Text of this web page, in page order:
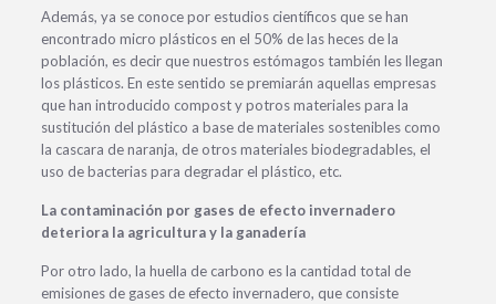
Además, ya se conoce por estudios científicos que se han
encontrado micro plásticos en el 50% de las heces de la
población, es decir que nuestros estómagos también les llegan
los plásticos. En este sentido se premiarán aquellas empresas
que han introducido compost y potros materiales para la
sustitución del plástico a base de materiales sostenibles como
la cascara de naranja, de otros materiales biodegradables, el
uso de bacterias para degradar el plástico, etc.
La contaminación por gases de efecto invernadero
deteriora la agricultura y la ganadería
Por otro lado, la huella de carbono es la cantidad total de
emisiones de gases de efecto invernadero, que consiste